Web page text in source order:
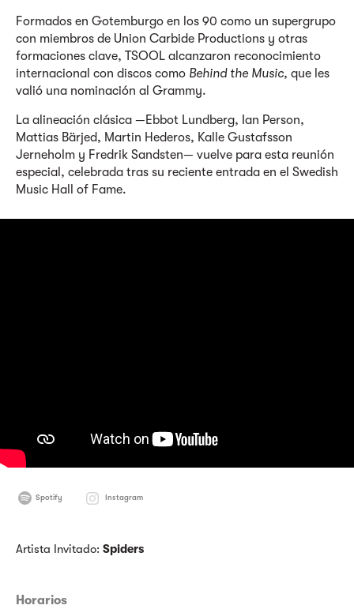
Formados en Gotemburgo en los 90 como un supergrupo
con miembros de Union Carbide Productions y otras
formaciones clave, TSOOL alcanzaron reconocimiento
internacional con discos como Behind the Music, que les
valió una nominación al Grammy.
La alineación clásica —Ebbot Lundberg, Ian Person,
Mattias Bärjed, Martin Hederos, Kalle Gustafsson
Jerneholm y Fredrik Sandsten— vuelve para esta reunión
especial, celebrada tras su reciente entrada en el Swedish
Music Hall of Fame.
Spotify Instagram
Artista Invitado: Spiders
Horarios